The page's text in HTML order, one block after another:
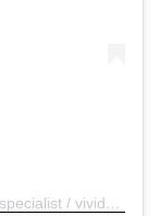
Et innlegg delt av Laila Pettersen / Blonde specialist / vivids / pastels (@lailapettersenhair)